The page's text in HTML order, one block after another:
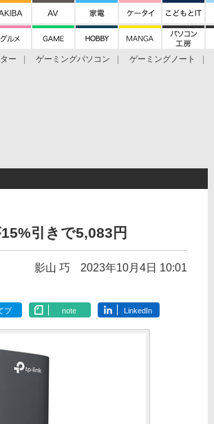
ー ゲーミングパソコン ゲーミングノート
引きで5,083円
影山 巧 2023年10月4日 10:01
ブ note LinkedIn